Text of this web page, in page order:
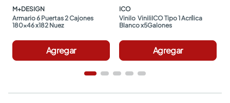
M+DESIGN
Armario 6 Puertas 2 Cajones
180x46 x182 Nuez
Agregar
ICO
Vinilo  ViniliICO Tipo 1 Acrílica
Blanco x5Galones
Agregar